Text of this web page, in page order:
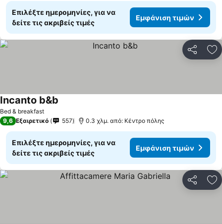
Επιλέξτε ημερομηνίες, για να
δείτε τις ακριβείς τιμές
Εμφάνιση τιμών
Bed & breakfast
Incanto b&b
9,6 Εξαιρετικό 557 0.3 χλμ. από: Κέντρο πόλης
Επιλέξτε ημερομηνίες, για να
δείτε τις ακριβείς τιμές
Εμφάνιση τιμών